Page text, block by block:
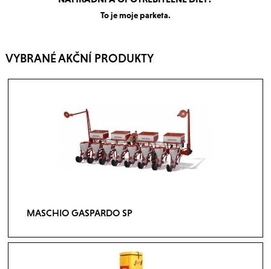
To je moje parketa.
VYBRANÉ AKČNÍ PRODUKTY
MASCHIO GASPARDO SP